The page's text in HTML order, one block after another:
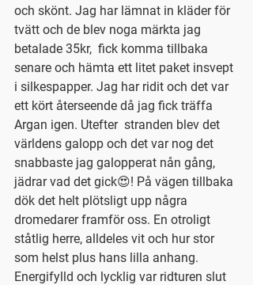
och skönt. Jag har lämnat in kläder för
tvätt och de blev noga märkta jag
betalade 35kr,  fick komma tillbaka
senare och hämta ett litet paket insvept
i silkespapper. Jag har ridit och det var
ett kört återseende då jag fick träffa
Argan igen. Utefter  stranden blev det
världens galopp och det var nog det
snabbaste jag galopperat nån gång,
jädrar vad det gick😍! På vägen tillbaka
dök det helt plötsligt upp några
dromedarer framför oss. En otroligt
ståtlig herre, alldeles vit och hur stor
som helst plus hans lilla anhang.
Energifylld och lycklig var ridturen slut